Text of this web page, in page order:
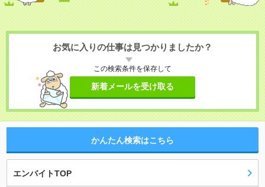
お気に入りの仕事は見つかりましたか？
この検索条件を保存して
新着メールを受け取る
かんたん検索はこちら
エンバイトTOP